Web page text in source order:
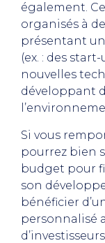
également.
organisés à
présentant
(ex. : des
nouvelles
développant
Si vous
pourrez bien
budget pour
son
bénéficier
personnalisé